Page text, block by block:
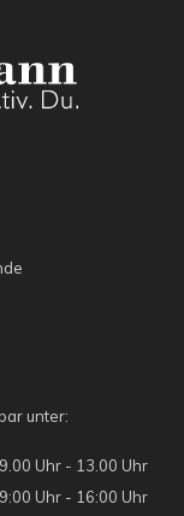
unter:
9.00 Uhr - 13.00 Uhr
9:00 Uhr - 16:00 Uhr